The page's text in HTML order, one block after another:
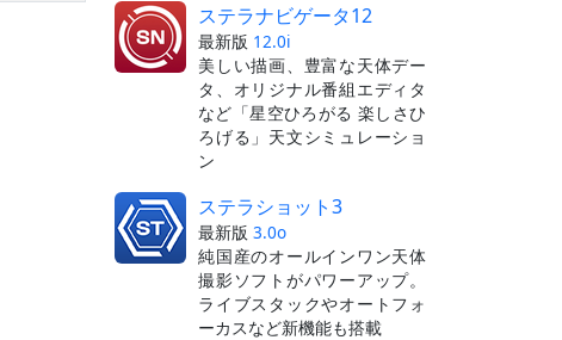
ステラナビゲータ12
最新版 12.0i
美しい描画、豊富な天体デー
タ、オリジナル番組エディタ
など「星空ひろがる 楽しさひ
ろげる」天文シミュレーショ
ン
ステラショット3
最新版 3.0o
純国産のオールインワン天体
撮影ソフトがパワーアップ。
ライブスタックやオートフォ
ーカスなど新機能も搭載